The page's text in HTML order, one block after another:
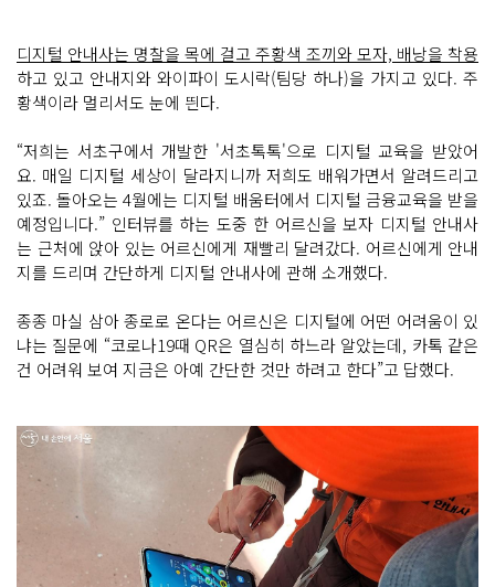
디지털 안내사는 명찰을 목에 걸고 주황색 조끼와 모자, 배낭을 착용
하고 있고 안내지와 와이파이 도시락(팀당 하나)을 가지고 있다. 주
황색이라 멀리서도 눈에 띈다.
“저희는 서초구에서 개발한 '서초톡톡'으로 디지털 교육을 받았어
요. 매일 디지털 세상이 달라지니까 저희도 배워가면서 알려드리고
있죠. 돌아오는 4월에는 디지털 배움터에서 디지털 금융교육을 받을
예정입니다.” 인터뷰를 하는 도중 한 어르신을 보자 디지털 안내사
는 근처에 앉아 있는 어르신에게 재빨리 달려갔다. 어르신에게 안내
지를 드리며 간단하게 디지털 안내사에 관해 소개했다.
종종 마실 삼아 종로로 온다는 어르신은 디지털에 어떤 어려움이 있
냐는 질문에 “코로나19때 QR은 열심히 하느라 알았는데, 카톡 같은
건 어려워 보여 지금은 아예 간단한 것만 하려고 한다”고 답했다.